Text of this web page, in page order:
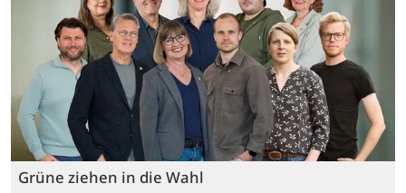
Grüne ziehen in die Wahl